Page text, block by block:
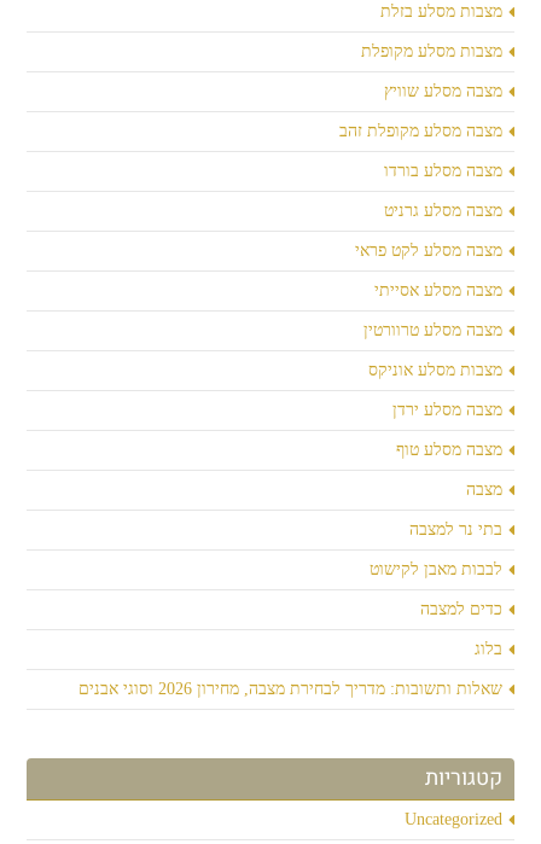
מצבות מסלע בזלת
מצבות מסלע מקופלת
מצבה מסלע שוויץ
מצבה מסלע מקופלת זהב
מצבה מסלע בורדו
מצבה מסלע גרניט
מצבה מסלע לקט פראי
מצבה מסלע אסייתי
מצבה מסלע טרוורטין
מצבות מסלע אוניקס
מצבה מסלע ירדן
מצבה מסלע טוף
מצבה
בתי נר למצבה
לבבות מאבן לקישוט
כדים למצבה
בלוג
שאלות ותשובות: מדריך לבחירת מצבה, מחירון 2026 וסוגי אבנים
קטגוריות
Uncategorized